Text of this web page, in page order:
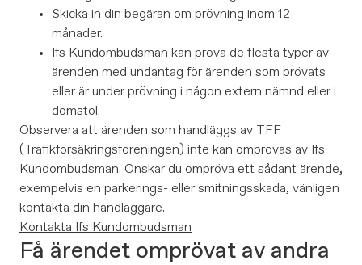
Skicka in din begäran om prövning inom 12
månader.
Ifs Kundombudsman kan pröva de flesta typer av
ärenden med undantag för ärenden som prövats
eller är under prövning i någon extern nämnd eller i
domstol.
Observera att ärenden som handläggs av TFF
(Trafikförsäkringsföreningen) inte kan omprövas av Ifs
Kundombudsman. Önskar du ompröva ett sådant ärende,
exempelvis en parkerings- eller smitningsskada, vänligen
kontakta din handläggare.
Kontakta Ifs Kundombudsman
Få ärendet omprövat av andra